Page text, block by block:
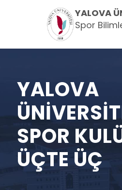
YALOVA
Spor
YALOVA
SPOR
ÜÇTE ÜÇ